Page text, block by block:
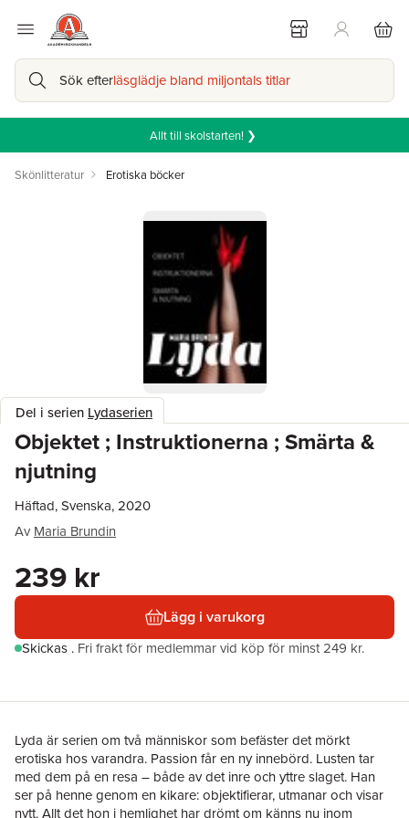
Sök efterläsglädje bland miljontals titlar
Allt till skolstarten! ❯
Skönlitteratur Erotiska böcker
Del i serien Lydaserien
Objektet ; Instruktionerna ; Smärta &
njutning
Häftad, Svenska, 2020
Av Maria Brundin
239 kr
Lägg i varukorg
Skickas . Fri frakt för medlemmar vid köp för minst 249 kr.
Lyda är serien om två människor som befäster det mörkt
erotiska hos varandra. Passion får en ny innebörd. Lusten tar
med dem på en resa – både av det inre och yttre slaget. Han
ser på henne genom en kikare: objektifierar, utmanar och visar
nytt. Allt det hon i hemlighet har drömt om känns nu inom